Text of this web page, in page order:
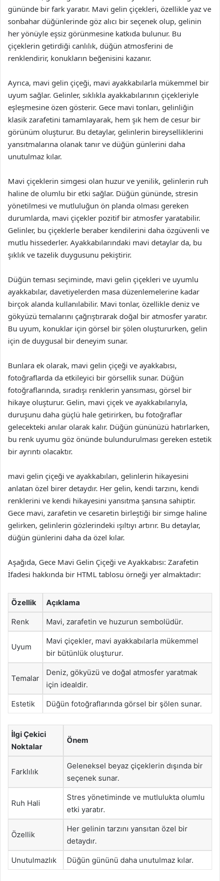
gününde bir fark yaratır. Mavi gelin çiçekleri, özellikle yaz ve
sonbahar düğünlerinde göz alıcı bir seçenek olup, gelinin
her yönüyle eşsiz görünmesine katkıda bulunur. Bu
çiçeklerin getirdiği canlılık, düğün atmosferini de
renklendirir, konukların beğenisini kazanır.
Ayrıca, mavi gelin çiçeği, mavi ayakkabılarla mükemmel bir
uyum sağlar. Gelinler, sıklıkla ayakkabılarının çiçekleriyle
eşleşmesine özen gösterir. Gece mavi tonları, gelinliğin
klasik zarafetini tamamlayarak, hem şık hem de cesur bir
görünüm oluşturur. Bu detaylar, gelinlerin bireyselliklerini
yansıtmalarına olanak tanır ve düğün günlerini daha
unutulmaz kılar.
Mavi çiçeklerin simgesi olan huzur ve yenilik, gelinlerin ruh
haline de olumlu bir etki sağlar. Düğün gününde, stresin
yönetilmesi ve mutluluğun ön planda olması gereken
durumlarda, mavi çiçekler pozitif bir atmosfer yaratabilir.
Gelinler, bu çiçeklerle beraber kendilerini daha özgüvenli ve
mutlu hissederler. Ayakkabılarındaki mavi detaylar da, bu
şıklık ve tazelik duygusunu pekiştirir.
Düğün teması seçiminde, mavi gelin çiçekleri ve uyumlu
ayakkabılar, davetiyelerden masa düzenlemelerine kadar
birçok alanda kullanılabilir. Mavi tonlar, özellikle deniz ve
gökyüzü temalarını çağrıştırarak doğal bir atmosfer yaratır.
Bu uyum, konuklar için görsel bir şölen oluştururken, gelin
için de duygusal bir deneyim sunar.
Bunlara ek olarak, mavi gelin çiçeği ve ayakkabısı,
fotoğraflarda da etkileyici bir görsellik sunar. Düğün
fotoğraflarında, sıradışı renklerin yansıması, görsel bir
hikaye oluşturur. Gelin, mavi çiçek ve ayakkabılarıyla,
duruşunu daha güçlü hale getirirken, bu fotoğraflar
gelecekteki anılar olarak kalır. Düğün gününüzü hatırlarken,
bu renk uyumu göz önünde bulundurulması gereken estetik
bir ayrıntı olacaktır.
mavi gelin çiçeği ve ayakkabıları, gelinlerin hikayesini
anlatan özel birer detaydır. Her gelin, kendi tarzını, kendi
renklerini ve kendi hikayesini yansıtma şansına sahiptir.
Gece mavi, zarafetin ve cesaretin birleştiği bir simge haline
gelirken, gelinlerin gözlerindeki ışıltıyı artırır. Bu detaylar,
düğün günlerini daha da özel kılar.
Aşağıda, Gece Mavi Gelin Çiçeği ve Ayakkabısı: Zarafetin
İfadesi hakkında bir HTML tablosu örneği yer almaktadır:
Özellik Açıklama
Renk Mavi, zarafetin ve huzurun sembolüdür.
Uyum
Mavi çiçekler, mavi ayakkabılarla mükemmel
bir bütünlük oluşturur.
Temalar
Deniz, gökyüzü ve doğal atmosfer yaratmak
için idealdir.
Estetik Düğün fotoğraflarında görsel bir şölen sunar.
İlgi Çekici
Noktalar
Önem
Farklılık
Geleneksel beyaz çiçeklerin dışında bir
seçenek sunar.
Ruh Hali
Stres yönetiminde ve mutlulukta olumlu
etki yaratır.
Özellik
Her gelinin tarzını yansıtan özel bir
detaydır.
Unutulmazlık Düğün gününü daha unutulmaz kılar.